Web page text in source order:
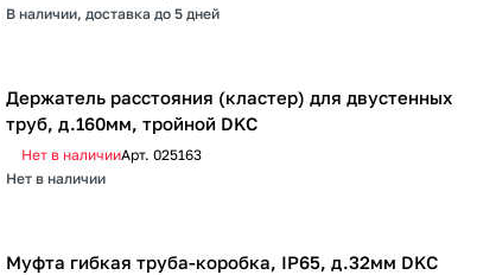
В наличии, доставка до 5 дней
Держатель расстояния (кластер) для двустенных
труб, д.160мм, тройной DKC
Нет в наличииАрт. 025163
Нет в наличии
Муфта гибкая труба-коробка, IP65, д.32мм DKC